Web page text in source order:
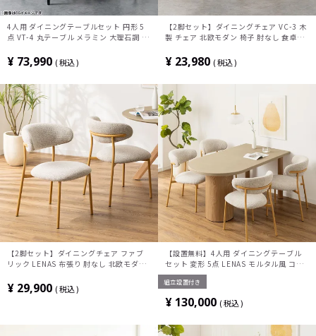
4人用 ダイニングテーブルセット 円形 5
点 VT-4 丸テーブル メラミン 大理石調 石
ゃれ ダイニングセット (幅110cm 食卓テ
ーブル×1 食卓椅子×4)
¥ 73,990 税込
【2脚セット】ダイニングチェア VC-3 木
製 チェア 北欧モダン 椅子 肘なし 食卓椅
ル 完成品 ナチュラル ブラウン ブラック
黒
¥ 23,980 税込
【2脚セット】ダイニングチェア ファブ
リック LENAS 布張り 肘なし 北欧モダン
おしゃれ 韓国インテリア風 グレー グリー
ン 緑
¥ 29,900 税込
【設置無料】4人用 ダイニングテーブル
セット 変形 5点 LENAS モルタル風 コン
クリート調 半円テーブル 北欧モダン ダイ
ニングチェア おしゃれ (幅160cm 食卓テ
組立設置付き
¥ 130,000 税込